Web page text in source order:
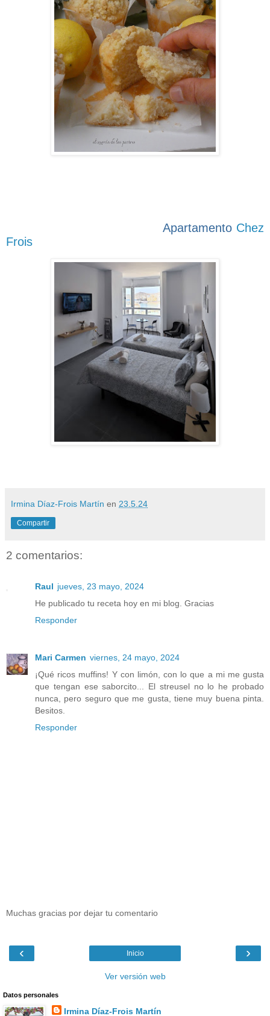
Apartamento Chez
Frois
Irmina Díaz-Frois Martín en 23.5.24
Compartir
2 comentarios:
Raul jueves, 23 mayo, 2024
He publicado tu receta hoy en mi blog. Gracias
Responder
Mari Carmen viernes, 24 mayo, 2024
¡Qué ricos muffins! Y con limón, con lo que a mi me gusta
que tengan ese saborcito... El streusel no lo he probado
nunca, pero seguro que me gusta, tiene muy buena pinta.
Besitos.
Responder
Muchas gracias por dejar tu comentario
‹ ›
Inicio
Ver versión web
Datos personales
Irmina Díaz-Frois Martín